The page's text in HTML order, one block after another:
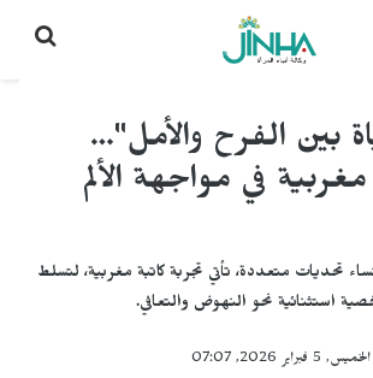
بين الفرح والأمل"…
في مواجهة الألم
تحديات متعددة، تأتي تجربة كاتبة مغربية، لتسلط
استثنائية نحو النهوض والتعافي.
الخميس, 5 فبراير 2026, 07:07